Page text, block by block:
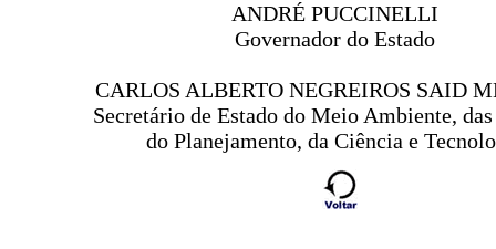
ANDRÉ PUCCINELLI
Governador do Estado
CARLOS ALBERTO NEGREIROS SAID
Secretário de Estado do Meio Ambiente,
do Planejamento, da Ciência e